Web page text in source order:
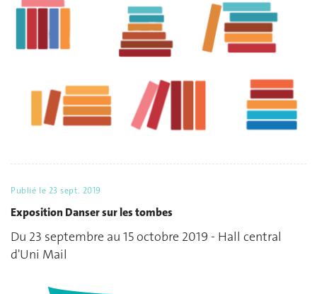
Publié le 23 sept. 2019
Exposition Danser sur les tombes
Du 23 septembre au 15 octobre 2019 - Hall central
d'Uni Mail